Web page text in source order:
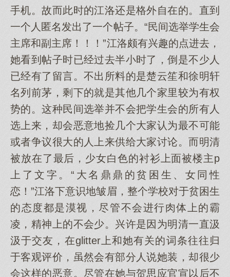
手机。故而此时的江洛还是格外自在的。直到
一个人匿名发出了一个帖子。“民间选举学生会
主席和副主席！！！”江洛颇有兴趣的点进去，
她看到帖子时已经过去半小时了，倒是不少人
已经有了留言。不出所料的是楚云笙和徐明轩
名列前茅，剩下的就是其他几个家里较为有权
势的。这种民间选举并不会把学生会的所有人
选上来，却会恶意地捡几个大家认为最不可能
或者争议很大的人上来供给大家讨论。而明清
被放在了最后，少女白色的衬衫上面被楼主p
上了文字。“大名鼎鼎的贫困生、女同性
恋！”江洛下意识地皱眉，整个学校对于贫困生
的态度都是漠视，尽管不会进行肉体上的霸
凌，精神上的不会少。兴许是因为明清一直汲
汲于交友，在glitter上和她有关的词条往往归
于客观评价，虽然会有部分人说她装，却很少
会这样的恶意。尽管在她与贺思应官宣以后不